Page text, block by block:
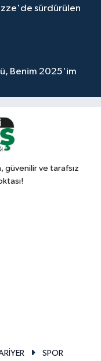
sürdürülen
Benim 2025'im
güvenilir ve tarafsız
SPOR